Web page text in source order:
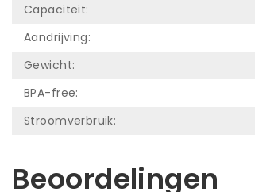
Capaciteit:
Aandrijving:
Gewicht:
BPA-free:
Stroomverbruik:
Beoordelingen